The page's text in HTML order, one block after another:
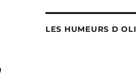
LES HUMEURS D OLI